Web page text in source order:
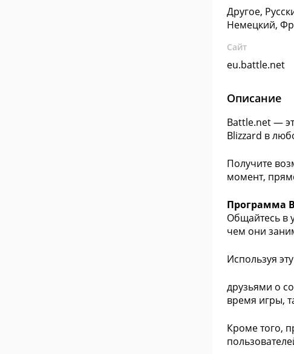
Другое,
Немецкий,
Сайт
eu.battle.net
Описание
Battle.net —
Blizzard в
Получите
момент,
Программа
Общайтесь в
чем они
Используя
друзьями о
время игры,
Кроме того,